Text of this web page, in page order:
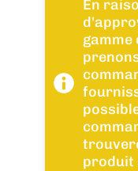
En
gamme
produit